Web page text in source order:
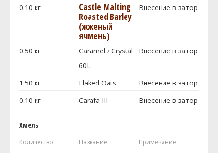
0.10 кг
Castle Malting
Roasted Barley
(жженый
ячмень)
Внесение в затор
0.50 кг
Caramel / Crystal
60L
Внесение в затор
1.50 кг Flaked Oats
Внесение в затор
0.10 кг Carafa III Внесение в затор
Хмель
Количество: Название: Примечание: